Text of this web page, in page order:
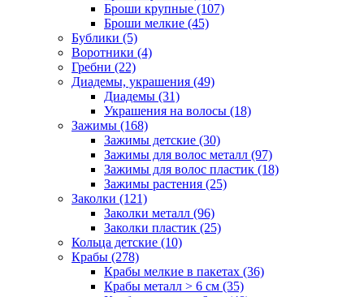
Броши крупные (107)
Броши мелкие (45)
Бублики (5)
Воротники (4)
Гребни (22)
Диадемы, украшения (49)
Диадемы (31)
Украшения на волосы (18)
Зажимы (168)
Зажимы детские (30)
Зажимы для волос металл (97)
Зажимы для волос пластик (18)
Зажимы растения (25)
Заколки (121)
Заколки металл (96)
Заколки пластик (25)
Кольца детские (10)
Крабы (278)
Крабы мелкие в пакетах (36)
Крабы металл > 6 см (35)